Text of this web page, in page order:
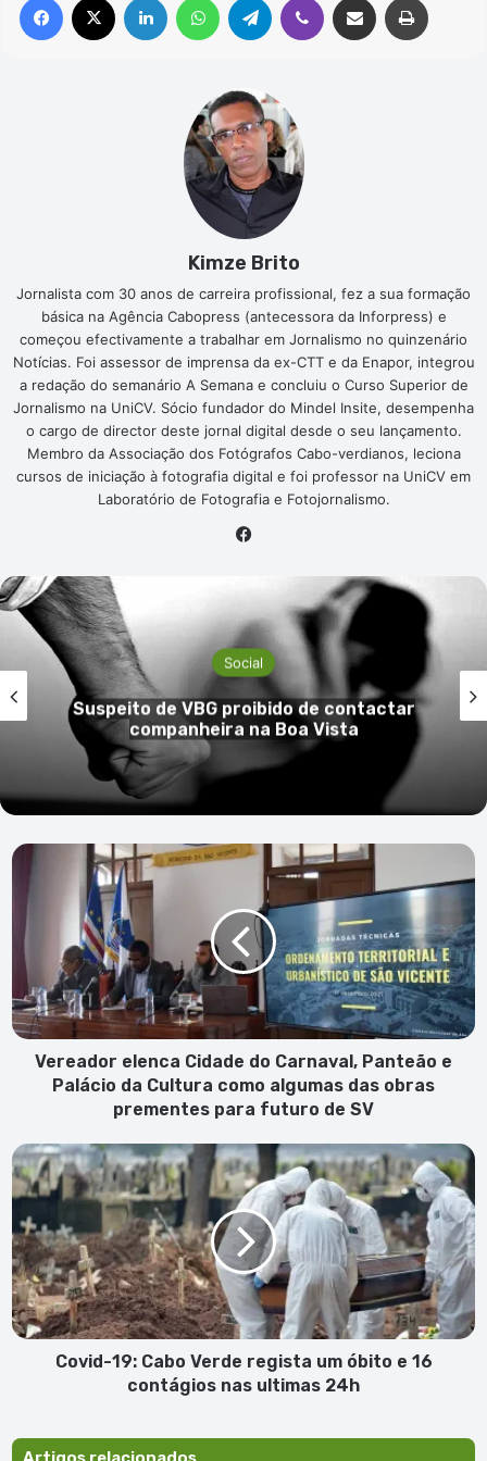
Kimze Brito
Jornalista com 30 anos de carreira profissional, fez a sua formação
básica na Agência Cabopress (antecessora da Inforpress) e
começou efectivamente a trabalhar em Jornalismo no quinzenário
Notícias. Foi assessor de imprensa da ex-CTT e da Enapor, integrou
a redação do semanário A Semana e concluiu o Curso Superior de
Jornalismo na UniCV. Sócio fundador do Mindel Insite, desempenha
o cargo de director deste jornal digital desde o seu lançamento.
Membro da Associação dos Fotógrafos Cabo-verdianos, leciona
cursos de iniciação à fotografia digital e foi professor na UniCV em
Laboratório de Fotografia e Fotojornalismo.
Social
Suspeito de VBG proibido de contactar
companheira na Boa Vista
Vereador
Cidade
do
Carnaval,
Panteão
Palácio
da
Cultura
obras
prementes
para
futuro
de
SV
Vereador elenca Cidade do Carnaval, Panteão e
Palácio da Cultura como algumas das obras
prementes para futuro de SV
Covid-
19:
Cabo
Verde
regista
um
óbito
e
16
contágiosCovid-19: Cabo Verde regista um óbito e 16
contágios nas ultimas 24h